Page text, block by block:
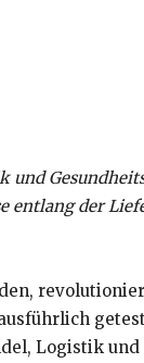
und
entlang der
Logistik und